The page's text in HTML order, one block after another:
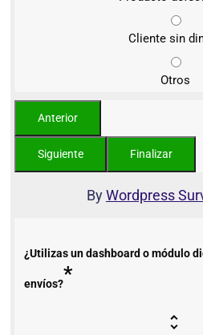
Cliente sin
Otros
ByWordpress
¿Utilizas un dashboard o módulo
envíos?*